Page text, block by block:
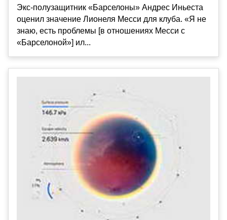
Экс-полузащитник «Барселоны» Андрес Иньеста
оценил значение Лионеля Месси для клуба. «Я не
знаю, есть проблемы [в отношениях Месси с
«Барселоной»] ил...